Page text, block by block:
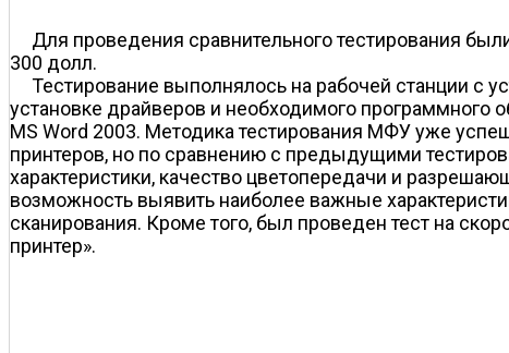
Для проведения сравнительного тестирования
300 долл.
Тестирование выполнялось на рабочей станции с
установке драйверов и необходимого программного
MS Word 2003. Методика тестирования МФУ уже
принтеров, но по сравнению с предыдущими
характеристики, качество цветопередачи и
возможность выявить наиболее важные
сканирования. Кроме того, был проведен тест на
принтер».